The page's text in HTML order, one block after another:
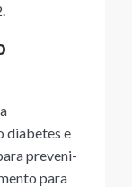
diabetes e
preveni-
para